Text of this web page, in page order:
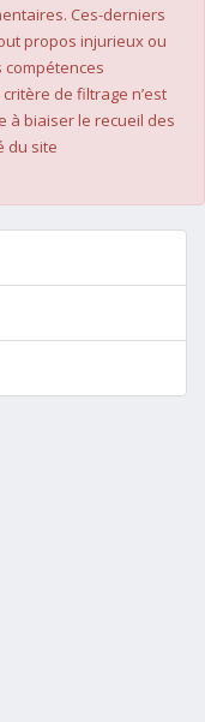
Ces-derniers
propos injurieux ou
compétences
de filtrage n’est
à biaiser le recueil des
du site